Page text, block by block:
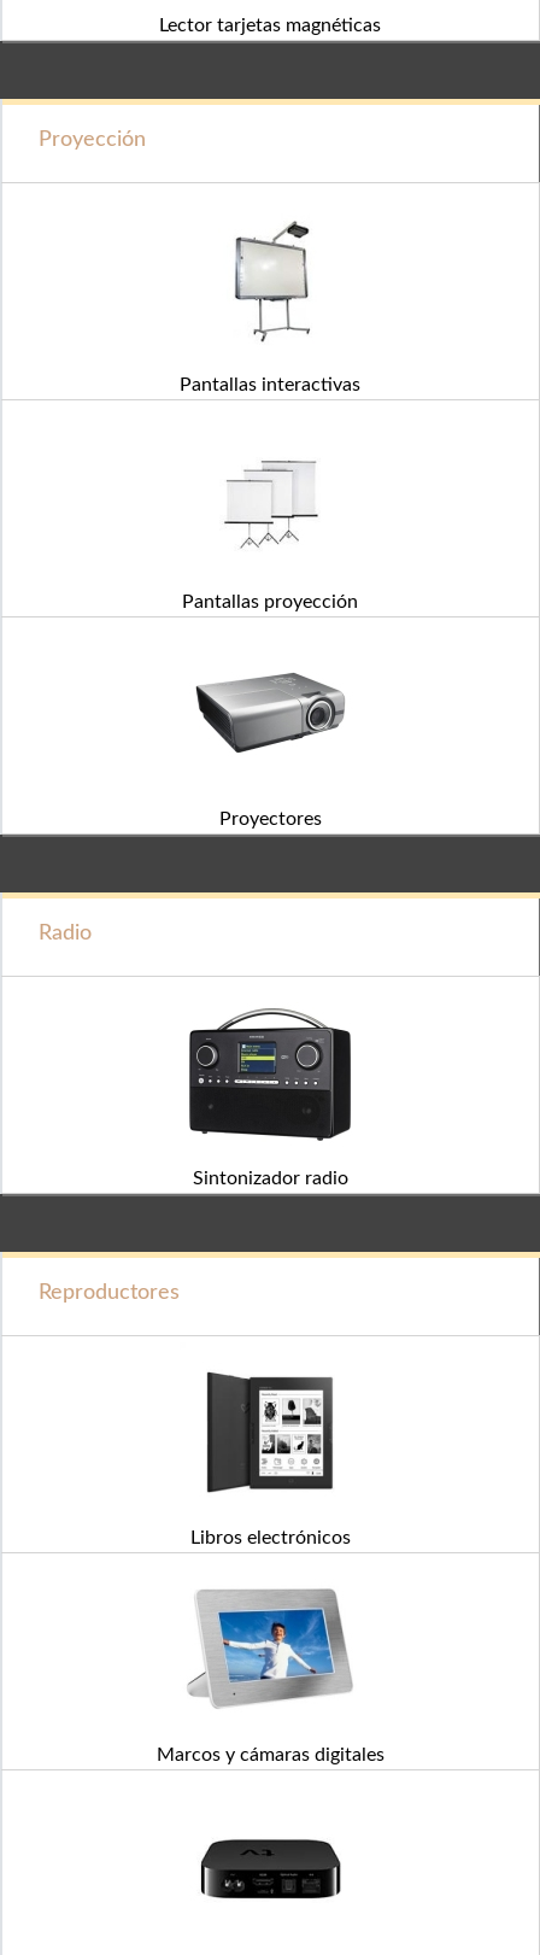
Lector tarjetas magnéticas
Proyección
Pantallas interactivas
Pantallas proyección
Proyectores
Radio
Sintonizador radio
Reproductores
Libros electrónicos
Marcos y cámaras digitales